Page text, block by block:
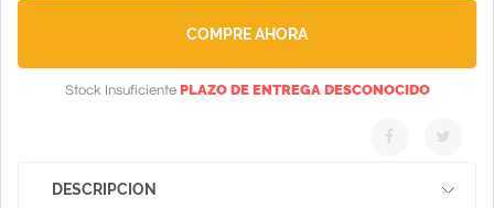
COMPRE AHORA
Stock Insuficiente PLAZO DE ENTREGA DESCONOCIDO
DESCRIPCION